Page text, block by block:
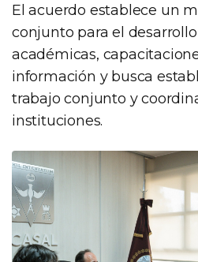
El acuerdo establece un
conjunto para el
académicas,
información y busca
trabajo conjunto y
instituciones.